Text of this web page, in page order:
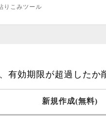
りこみツール
有効期限が超過したか
新規作成(無料)